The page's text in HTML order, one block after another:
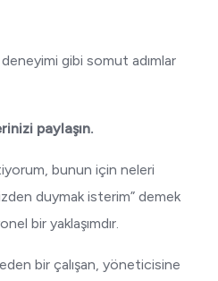
gibi somut adımlar
paylaşın.
bunun için neleri
duymak isterim” demek
bir yaklaşımdır.
bir çalışan, yöneticisine